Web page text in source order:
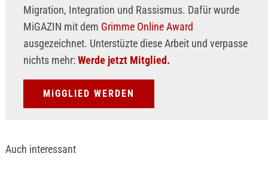
Migration, Integration und Rassismus. Dafür wurde
MiGAZIN mit dem Grimme Online Award
ausgezeichnet. Unterstüzte diese Arbeit und verpasse
nichts mehr: Werde jetzt Mitglied.
MiGGLIED WERDEN
Auch interessant